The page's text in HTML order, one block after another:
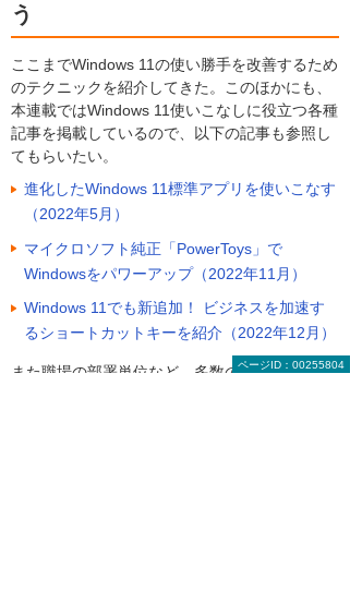
う
ここまでWindows 11の使い勝手を改善するため
のテクニックを紹介してきた。このほかにも、
本連載ではWindows 11使いこなしに役立つ各種
記事を掲載しているので、以下の記事も参照し
てもらいたい。
進化したWindows 11標準アプリを使いこなす
（2022年5月）
マイクロソフト純正「PowerToys」で
Windowsをパワーアップ（2022年11月）
Windows 11でも新追加！ ビジネスを加速す
るショートカットキーを紹介（2022年12月）
また職場の部署単位など、多数のマシンを
ページID：00255804